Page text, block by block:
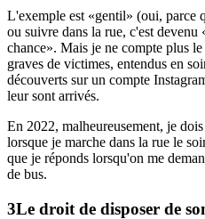
L'exemple est «gentil» (oui, parce
ou suivre dans la rue, c'est
chance». Mais je ne compte plus
graves de victimes, entendus en
découverts sur un compte
leur sont arrivés.
En 2022, malheureusement, je
lorsque je marche dans la rue le
que je réponds lorsqu'on me
de bus.
Le droit de disposer de